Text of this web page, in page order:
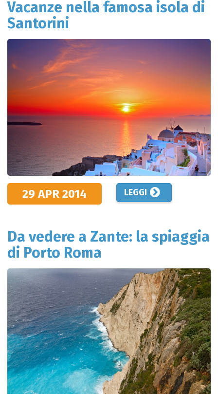
Vacanze nella famosa isola di
Santorini
29 APR 2014 LEGGI
Da vedere a Zante: la spiaggia
di Porto Roma